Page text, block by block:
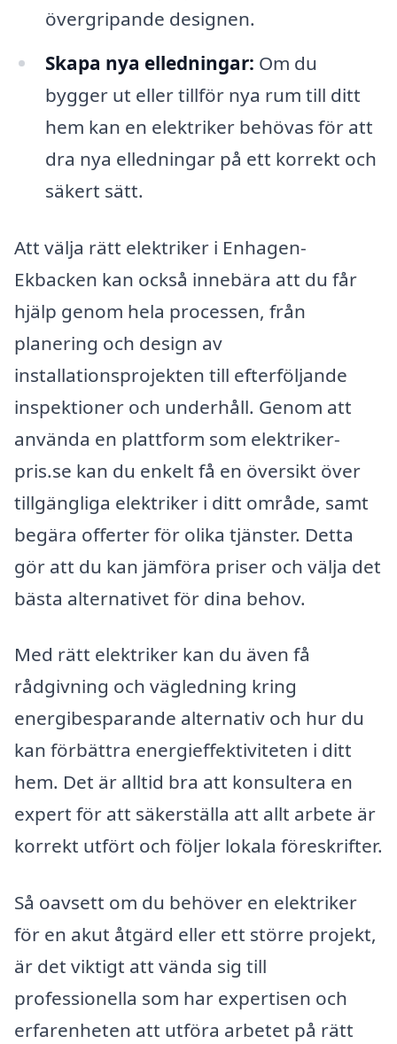
övergripande designen.
Skapa nya elledningar: Om du
bygger ut eller tillför nya rum till ditt
hem kan en elektriker behövas för att
dra nya elledningar på ett korrekt och
säkert sätt.
Att välja rätt elektriker i Enhagen-
Ekbacken kan också innebära att du får
hjälp genom hela processen, från
planering och design av
installationsprojekten till efterföljande
inspektioner och underhåll. Genom att
använda en plattform som elektriker-
pris.se kan du enkelt få en översikt över
tillgängliga elektriker i ditt område, samt
begära offerter för olika tjänster. Detta
gör att du kan jämföra priser och välja det
bästa alternativet för dina behov.
Med rätt elektriker kan du även få
rådgivning och vägledning kring
energibesparande alternativ och hur du
kan förbättra energieffektiviteten i ditt
hem. Det är alltid bra att konsultera en
expert för att säkerställa att allt arbete är
korrekt utfört och följer lokala föreskrifter.
Så oavsett om du behöver en elektriker
för en akut åtgärd eller ett större projekt,
är det viktigt att vända sig till
professionella som har expertisen och
erfarenheten att utföra arbetet på rätt